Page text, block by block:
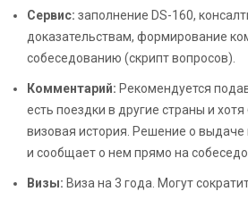
Сервис: заполнение DS-160,
доказательствам, формирование
собеседованию (скрипт вопросов).
Комментарий: Рекомендуется
есть поездки в другие страны и
визовая история. Решение о выдаче
и сообщает о нем прямо на
Визы: Виза на 3 года. Могут